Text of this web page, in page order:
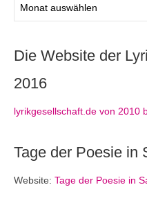
Die Website der
2016
lyrikgesellschaft.de von 2010
Tage der Poesie in
Website: Tage der Poesie in